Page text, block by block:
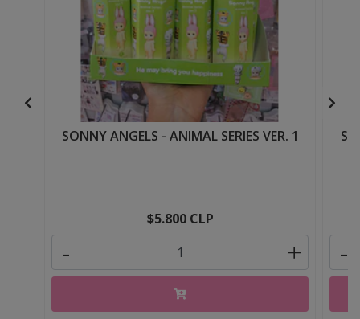
SONNY ANGELS - ANIMAL SERIES VER. 1
$5.800 CLP
+
- -